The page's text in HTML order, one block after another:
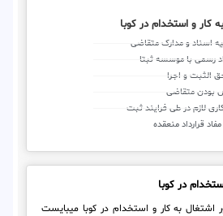
کار و استخدام در کوبا
در کوبا
اشتغال به کار و استخدام در کوبا میبایست